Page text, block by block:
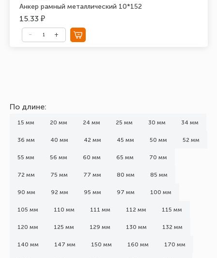
Анкер рамный металлический 10*152
15.33 ₽
По длине:
15 мм 20 мм 24 мм 25 мм 30 мм 34 мм
36 мм 40 мм 42 мм 45 мм 50 мм 52 мм
55 мм 56 мм 60 мм 65 мм 70 мм
72 мм 75 мм 77 мм 80 мм 85 мм
90 мм 92 мм 95 мм 97 мм 100 мм
105 мм 110 мм 111 мм 112 мм 115 мм
120 мм 125 мм 129 мм 130 мм 132 мм
140 мм 147 мм 150 мм 160 мм 170 мм